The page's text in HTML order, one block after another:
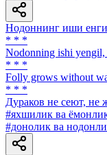
Нодоннинг иши
* * *
Nodonning ishi yengil,
* * *
Folly grows without
* * *
Дураков не сеют, не
#яхшилик ва
#донолик ва